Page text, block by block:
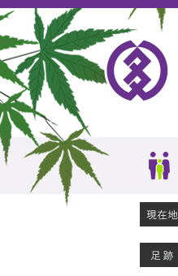
ペ
ー
ジ
の
先
頭
で
す。
メ
ニ
ュ
ー
を
飛
ば
し
て
本